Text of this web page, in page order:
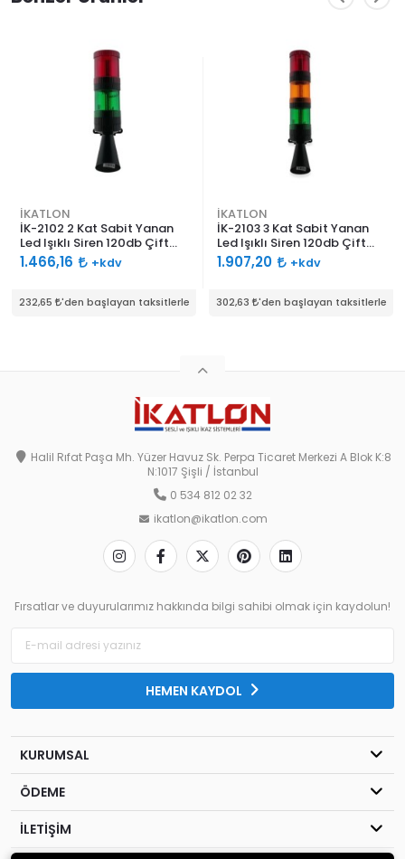
232,65 'den başlayan taksitlerle
İKATLON
İK-2102 2 Kat Sabit Yanan
Led Işıklı Siren 120db Çift
Ses Borulu
1.466,16 +kdv
302,63 'den başlayan taksitlerle
İKATLON
İK-2103 3 Kat Sabit Yanan
Led Işıklı Siren 120db Çift
Ses Borulu
1.907,20 +kdv
Halil Rıfat Paşa Mh. Yüzer Havuz Sk. Perpa Ticaret Merkezi A Blok K:8
N:1017 Şişli / İstanbul
0 534 812 02 32
ikatlon@ikatlon.com
Fırsatlar ve duyurularımız hakkında bilgi sahibi olmak için kaydolun!
HEMEN KAYDOL
KURUMSAL
ÖDEME
İLETİŞİM